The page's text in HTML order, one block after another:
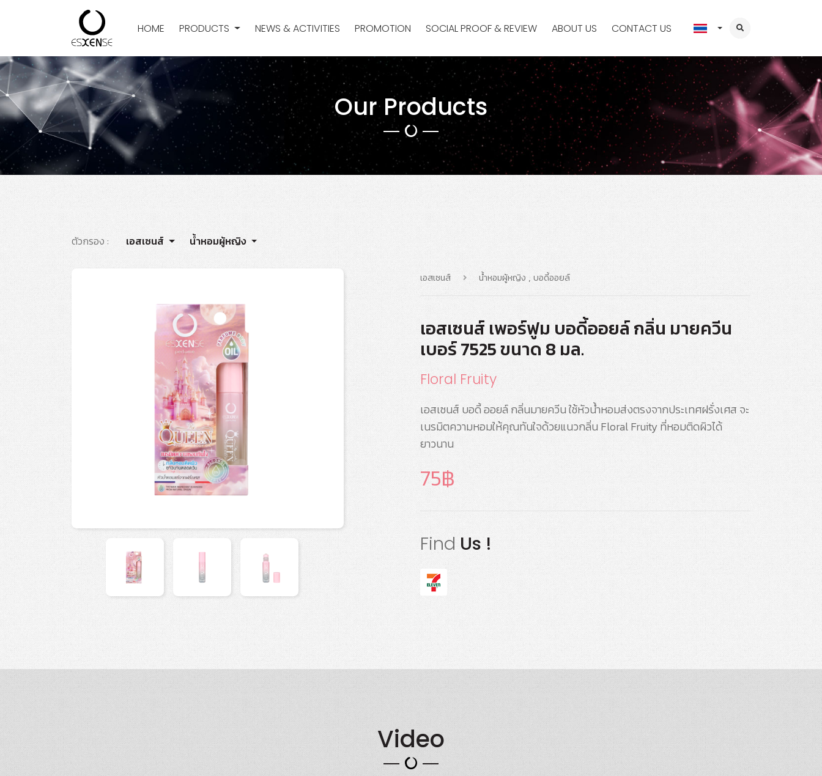
HOME PRODUCTS NEWS & ACTIVITIES PROMOTION SOCIAL PROOF & REVIEW ABOUT US CONTACT US
Our Products
ตัวกรอง : เอสเซนส์ น้ำหอมผู้หญิง
เอสเซนส์ น้ำหอมผู้หญิง , บอดี้ออยล์
เอสเซนส์ เพอร์ฟูม บอดี้ออยล์ กลิ่น มายควีน
เบอร์ 7525 ขนาด 8 มล.
Floral Fruity
เอสเซนส์ บอดี้ ออยล์ กลิ่นมายควีน ใช้หัวน้ำหอมส่งตรงจากประเทศฝรั่งเศส จะ
เนรมิตความหอมให้คุณทันใจด้วยแนวกลิ่น Floral Fruity ที่หอมติดผิวได้
ยาวนาน
75
Find Us !
Video